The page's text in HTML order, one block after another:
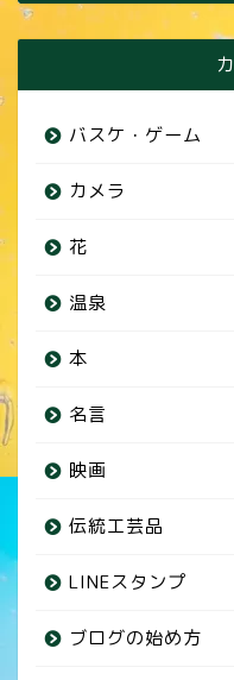
バスケ・ゲーム
カメラ
花
温泉
本
名言
映画
伝統工芸品
LINEスタンプ
ブログの始め方